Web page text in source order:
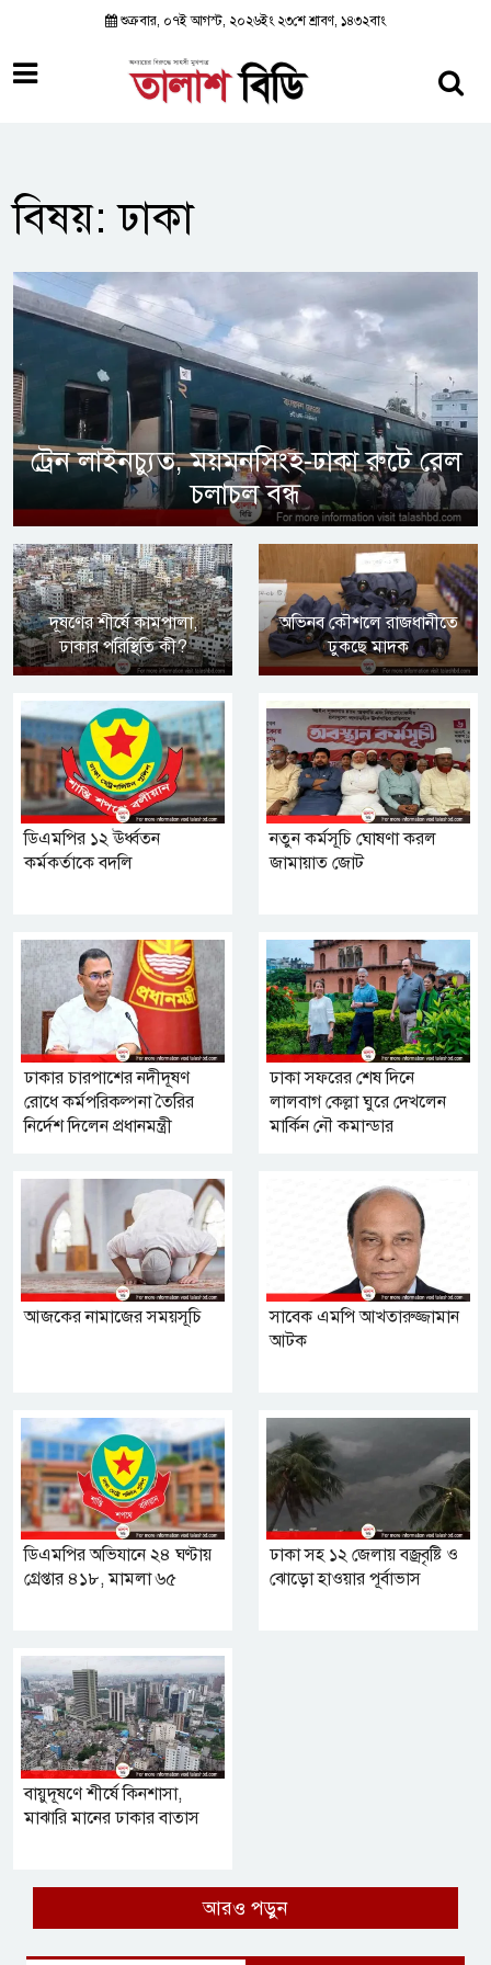
শুক্রবার, ০৭ই আগস্ট, ২০২৬ইং ২৩শে শ্রাবণ, ১৪৩২বাং
বিষয়: ঢাকা
ট্রেন লাইনচ্যুত, ময়মনসিংহ-ঢাকা রুটে রেল
চলাচল বন্ধ
দূষণের শীর্ষে কামপালা,
ঢাকার পরিস্থিতি কী?
অভিনব কৌশলে রাজধানীতে
ঢুকছে মাদক
ডিএমপির ১২ ঊর্ধ্বতন
কর্মকর্তাকে বদলি
নতুন কর্মসূচি ঘোষণা করল
জামায়াত জোট
ঢাকার চারপাশের নদীদূষণ
রোধে কর্মপরিকল্পনা তৈরির
নির্দেশ দিলেন প্রধানমন্ত্রী
ঢাকা সফরের শেষ দিনে
লালবাগ কেল্লা ঘুরে দেখলেন
মার্কিন নৌ কমান্ডার
আজকের নামাজের সময়সূচি
সাবেক এমপি আখতারুজ্জামান
আটক
ডিএমপির অভিযানে ২৪ ঘণ্টায়
গ্রেপ্তার ৪১৮, মামলা ৬৫
ঢাকা সহ ১২ জেলায় বজ্রবৃষ্টি ও
ঝোড়ো হাওয়ার পূর্বাভাস
বায়ুদূষণে শীর্ষে কিনশাসা,
মাঝারি মানের ঢাকার বাতাস
আরও পড়ুন